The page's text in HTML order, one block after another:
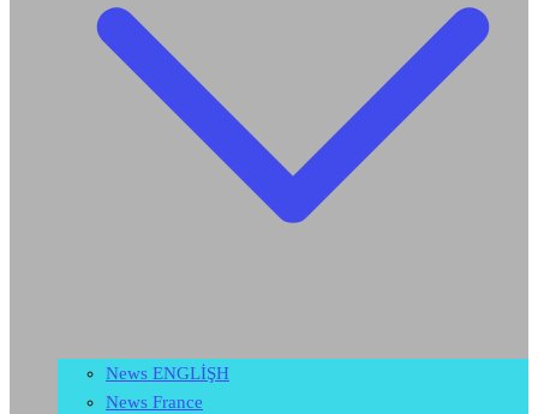
News ENGLİŞH
News France